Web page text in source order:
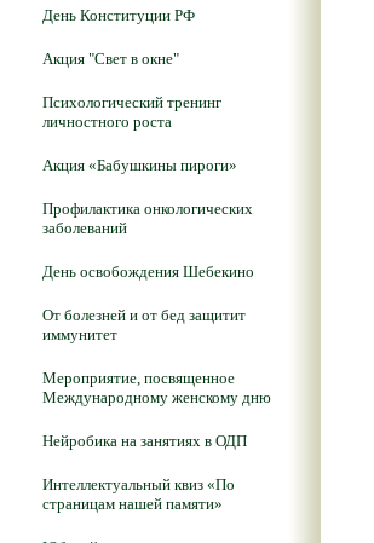
День Конституции РФ
Акция "Свет в окне"
Психологический тренинг
личностного роста
Акция «Бабушкины пироги»
Профилактика онкологических
заболеваний
День освобождения Шебекино
От болезней и от бед защитит
иммунитет
Мероприятие, посвященное
Международному женскому дню
Нейробика на занятиях в ОДП
Интеллектуальный квиз «По
страницам нашей памяти»